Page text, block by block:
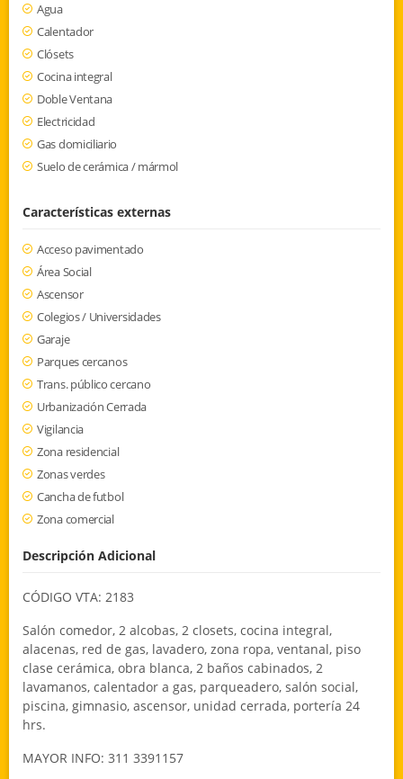
Agua
Calentador
Clósets
Cocina integral
Doble Ventana
Electricidad
Gas domiciliario
Suelo de cerámica / mármol
Características externas
Acceso pavimentado
Área Social
Ascensor
Colegios / Universidades
Garaje
Parques cercanos
Trans. público cercano
Urbanización Cerrada
Vigilancia
Zona residencial
Zonas verdes
Cancha de futbol
Zona comercial
Descripción Adicional
CÓDIGO VTA: 2183
Salón comedor, 2 alcobas, 2 closets, cocina integral,
alacenas, red de gas, lavadero, zona ropa, ventanal, piso
clase cerámica, obra blanca, 2 baños cabinados, 2
lavamanos, calentador a gas, parqueadero, salón social,
piscina, gimnasio, ascensor, unidad cerrada, portería 24
hrs.
MAYOR INFO: 311 3391157